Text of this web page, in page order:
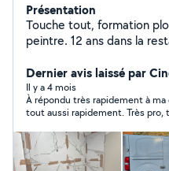
Présentation
Touche tout, formation plomberie chauffagiste et
peintre. 12 ans dans la
Dernier avis laissé par
Il y a 4 mois
À répondu très rapidement à
tout aussi rapidement. Très